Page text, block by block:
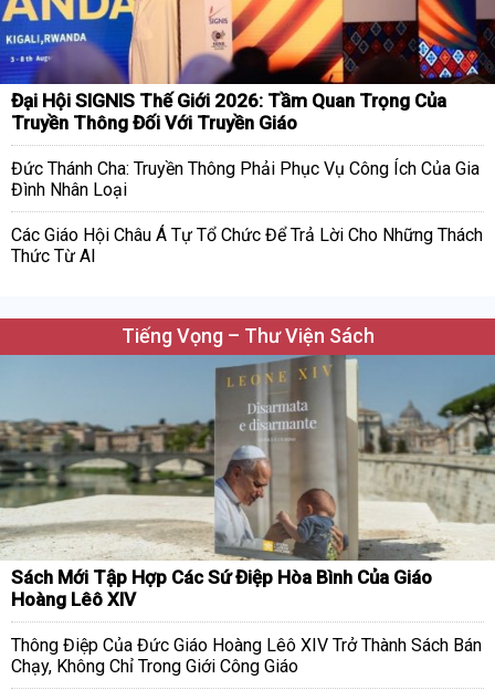
Đại Hội SIGNIS Thế Giới 2026: Tầm Quan Trọng Của
Truyền Thông Đối Với Truyền Giáo
Đức Thánh Cha: Truyền Thông Phải Phục Vụ Công Ích Của Gia
Đình Nhân Loại
Các Giáo Hội Châu Á Tự Tổ Chức Để Trả Lời Cho Những Thách
Thức Từ AI
Tiếng Vọng – Thư Viện Sách
Sách Mới Tập Hợp Các Sứ Điệp Hòa Bình Của Giáo
Hoàng Lêô XIV
Thông Điệp Của Đức Giáo Hoàng Lêô XIV Trở Thành Sách Bán
Chạy, Không Chỉ Trong Giới Công Giáo